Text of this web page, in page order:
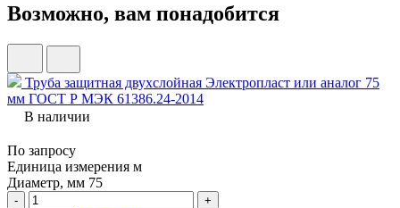
Возможно, вам понадобится
Труба защитная двухслойная Электропласт или аналог 75
мм ГОСТ Р МЭК 61386.24-2014
В наличии
По запросу
Единица измерения м
Диаметр, мм 75
-
+